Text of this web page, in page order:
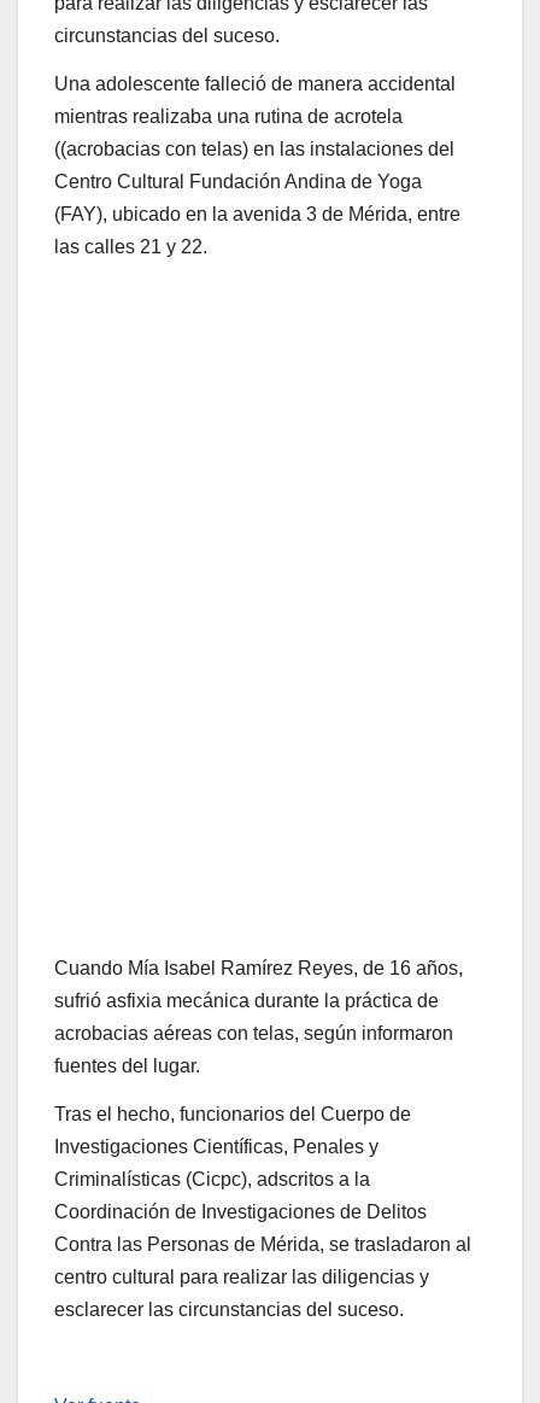
circunstancias del suceso.
Una adolescente falleció de manera accidental
mientras realizaba una rutina de acrotela
((acrobacias con telas) en las instalaciones del
Centro Cultural Fundación Andina de Yoga
(FAY), ubicado en la avenida 3 de Mérida, entre
las calles 21 y 22.
Cuando Mía Isabel Ramírez Reyes, de 16 años,
sufrió asfixia mecánica durante la práctica de
acrobacias aéreas con telas, según informaron
fuentes del lugar.
Tras el hecho, funcionarios del Cuerpo de
Investigaciones Científicas, Penales y
Criminalísticas (Cicpc), adscritos a la
Coordinación de Investigaciones de Delitos
Contra las Personas de Mérida, se trasladaron al
centro cultural para realizar las diligencias y
esclarecer las circunstancias del suceso.